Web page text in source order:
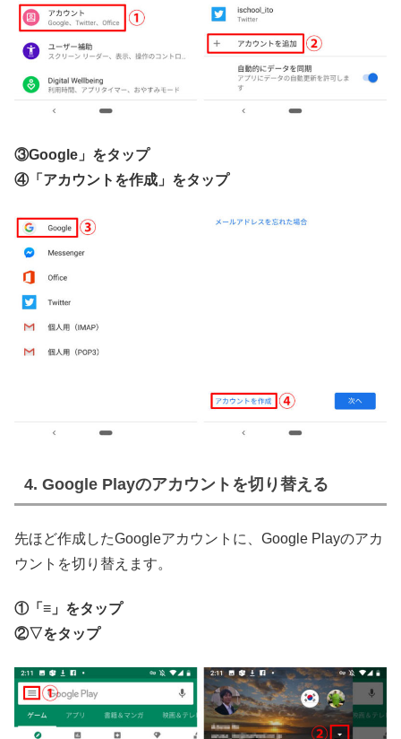
③Google」をタップ
④「アカウントを作成」をタップ
4. Google Playのアカウントを切り替える
先ほど作成したGoogleアカウントに、Google Playのアカ
ウントを切り替えます。
①「≡」をタップ
②▽をタップ